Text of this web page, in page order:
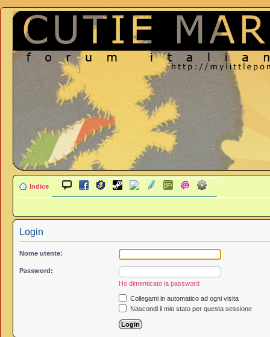
Indice
Login
Nome utente:
Password:
Ho dimenticato la password
Collegami in automatico ad ogni visita
Nascondi il mio stato per questa sessione